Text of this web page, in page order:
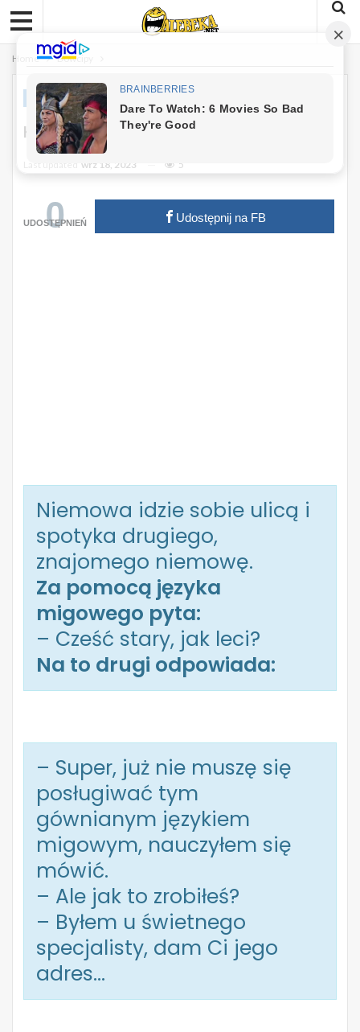
Home Dowcipy
DOWCIPY
Kawał Dnia: Mówiący Niemowa
wrz 18, 2023 5
0
UDOSTĘPNIEŃ Udostępnij na FB
Niemowa idzie sobie ulicą i
spotyka drugiego,
znajomego niemowę.
Za pomocą języka
migowego pyta:
– Cześć stary, jak leci?
Na to drugi odpowiada:
– Super, już nie muszę się
posługiwać tym
gównianym językiem
migowym, nauczyłem się
mówić.
– Ale jak to zrobiłeś?
– Byłem u świetnego
specjalisty, dam Ci jego
adres…